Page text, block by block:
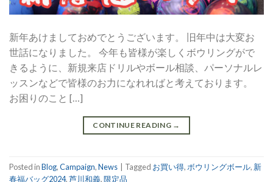
新年あけましておめでとうございます。 旧年中は大変お
世話になりました。 今年も皆様が楽しくボウリングがで
きるように、新規来店ドリルやボール相談、パーソナルレ
ッスンなどで皆様のお力になれればと考えております。
お困りのこと […]
CONTINUE READING →
Posted inBlog,Campaign,News Tagged お買い得,ボウリングボール, 新
春福バッグ2024,芦川和義,限定品